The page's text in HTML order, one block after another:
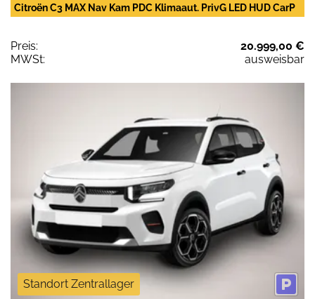
Citroën C3 MAX Nav Kam PDC Klimaaut. PrivG LED HUD CarP
Preis:
20.999,00 €
MWSt:
ausweisbar
Standort Zentrallager